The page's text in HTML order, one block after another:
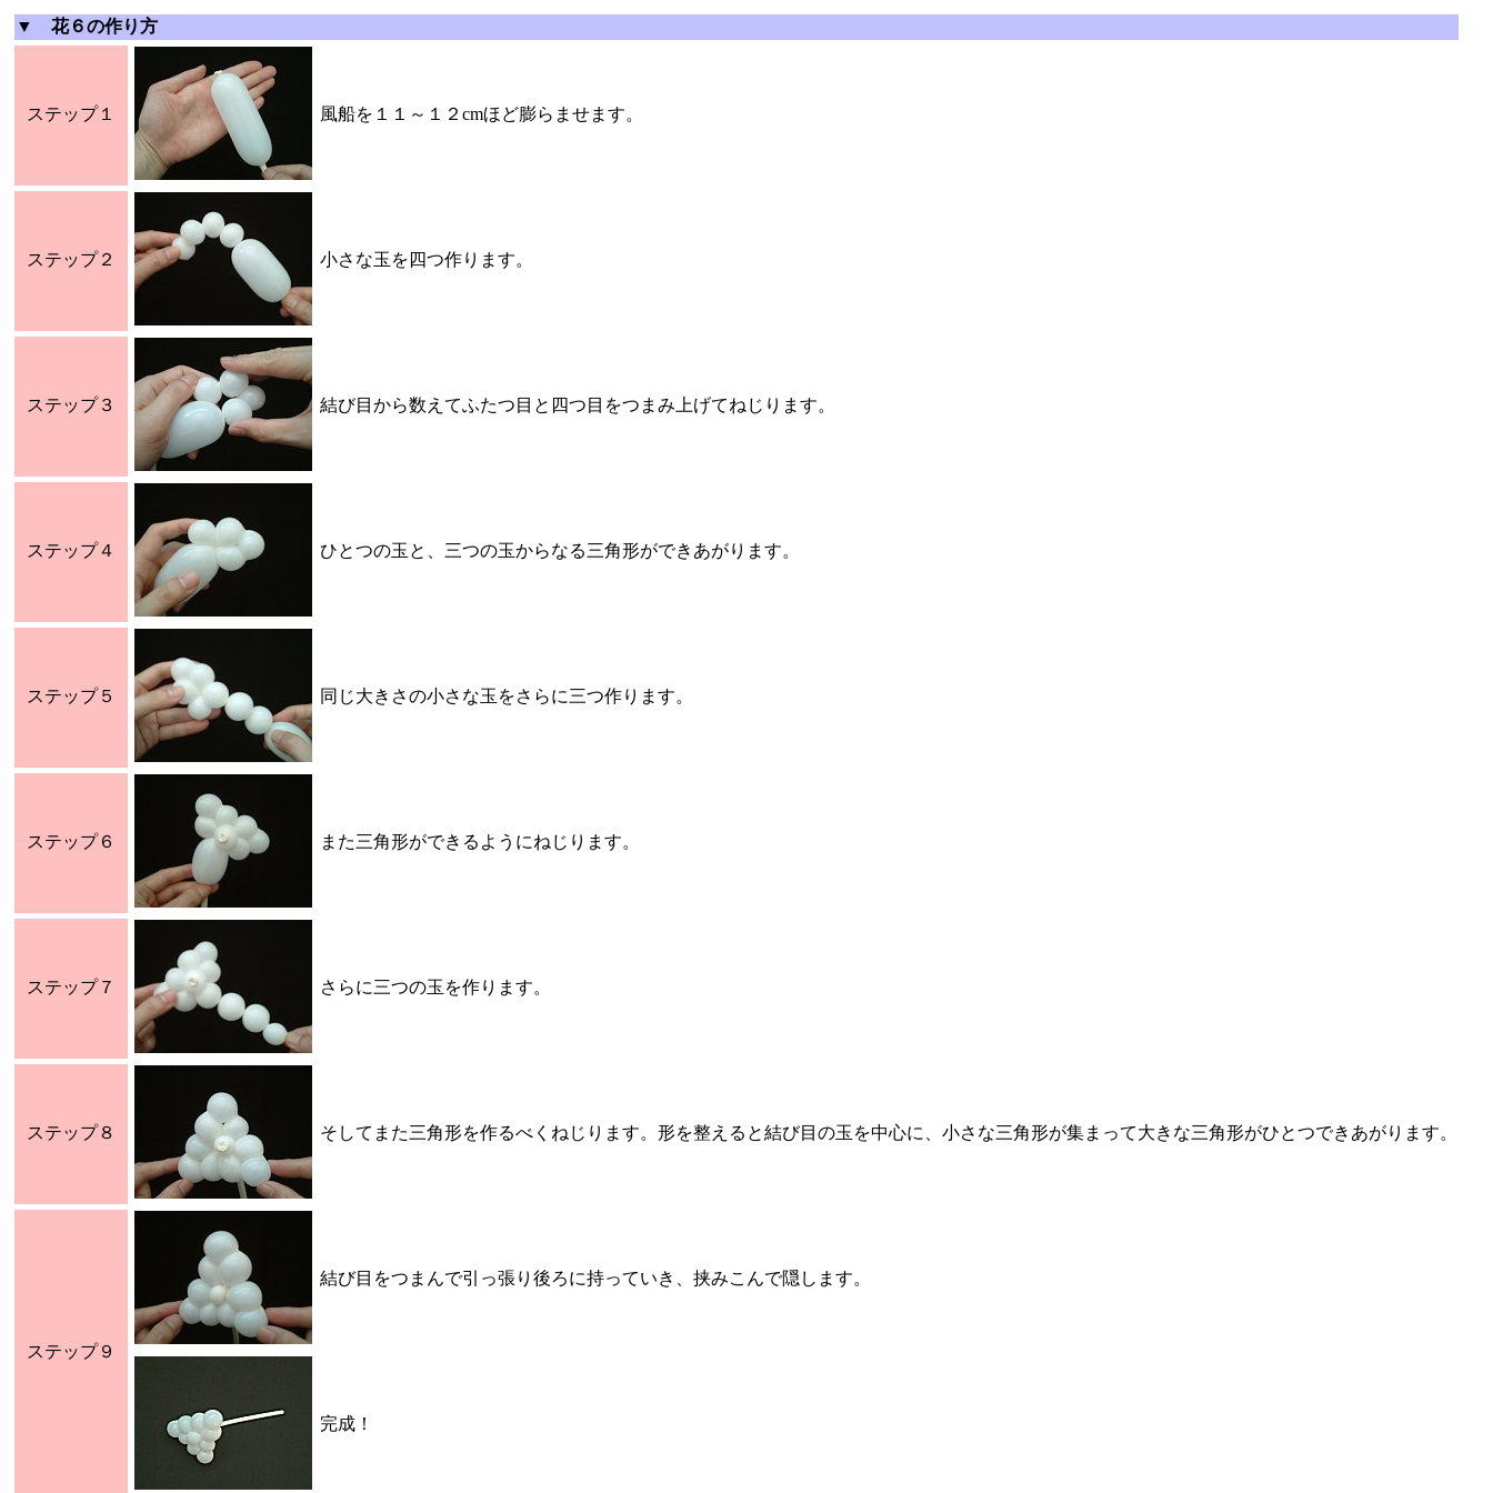
▼ 花６の作り方
ステップ１ 風船を１１～１２cmほど膨らませます。
ステップ２ 小さな玉を四つ作ります。
ステップ３ 結び目から数えてふたつ目と四つ目をつまみ上げてねじります。
ステップ４ ひとつの玉と、三つの玉からなる三角形ができあがります。
ステップ５ 同じ大きさの小さな玉をさらに三つ作ります。
ステップ６ また三角形ができるようにねじります。
ステップ７ さらに三つの玉を作ります。
ステップ８ そしてまた三角形を作るべくねじります。形を整えると結び目の玉を中心に、小さな三角形が集まって大きな三角形がひとつできあがります。
ステップ９
結び目をつまんで引っ張り後ろに持っていき、挟みこんで隠します。
完成！